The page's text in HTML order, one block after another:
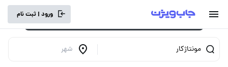
ورود | ثبت نام
مونتاژکار شهر
برای تجربه کاربری بهتر و سرعت بالاتر، vpn
خود را خاموش کنید.